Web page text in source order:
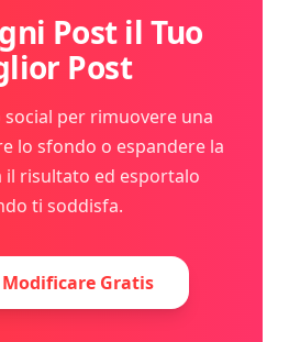
Post il Tuo
Post
per rimuovere una
lo sfondo o espandere la
il risultato ed esportalo
ti soddisfa.
Gratis